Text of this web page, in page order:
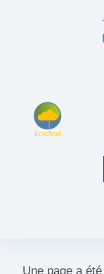
Aller au
Une page a